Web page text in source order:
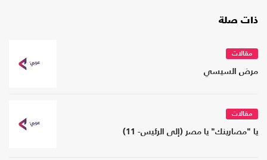
ذات صلة
مقالات
مرض السيسي
مقالات
يا "مصارينك" يا مصر (إلى الرئيس- 11)